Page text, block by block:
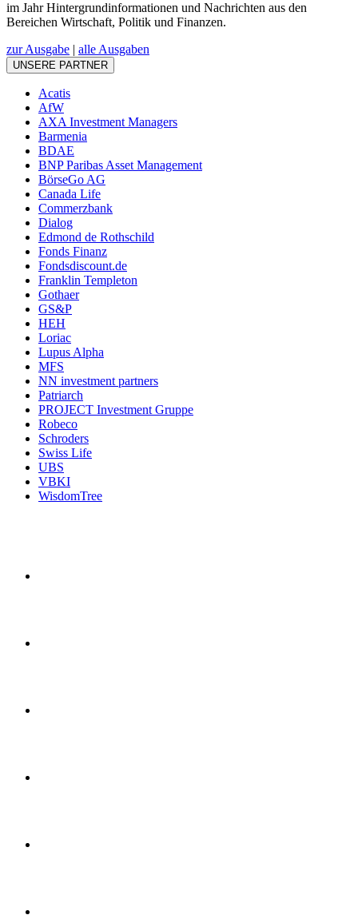
im Jahr Hintergrundinformationen und Nachrichten aus den
Bereichen Wirtschaft, Politik und Finanzen.
zur Ausgabe | alle Ausgaben
UNSERE PARTNER
Acatis
AfW
AXA Investment Managers
Barmenia
BDAE
BNP Paribas Asset Management
BörseGo AG
Canada Life
Commerzbank
Dialog
Edmond de Rothschild
Fonds Finanz
Fondsdiscount.de
Franklin Templeton
Gothaer
GS&P
HEH
Loriac
Lupus Alpha
MFS
NN investment partners
Patriarch
PROJECT Investment Gruppe
Robeco
Schroders
Swiss Life
UBS
VBKI
WisdomTree